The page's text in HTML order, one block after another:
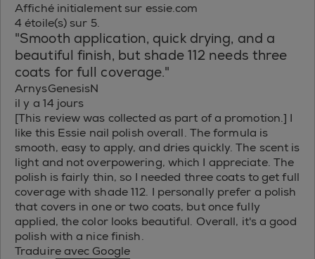
Affiché initialement sur essie.com
4 étoile(s) sur 5.
"Smooth application, quick drying, and a
beautiful finish, but shade 112 needs three
coats for full coverage."
ArnysGenesisN
il y a 14 jours
[This review was collected as part of a promotion.] I
like this Essie nail polish overall. The formula is
smooth, easy to apply, and dries quickly. The scent is
light and not overpowering, which I appreciate. The
polish is fairly thin, so I needed three coats to get full
coverage with shade 112. I personally prefer a polish
that covers in one or two coats, but once fully
applied, the color looks beautiful. Overall, it's a good
polish with a nice finish.
Traduire avec Google